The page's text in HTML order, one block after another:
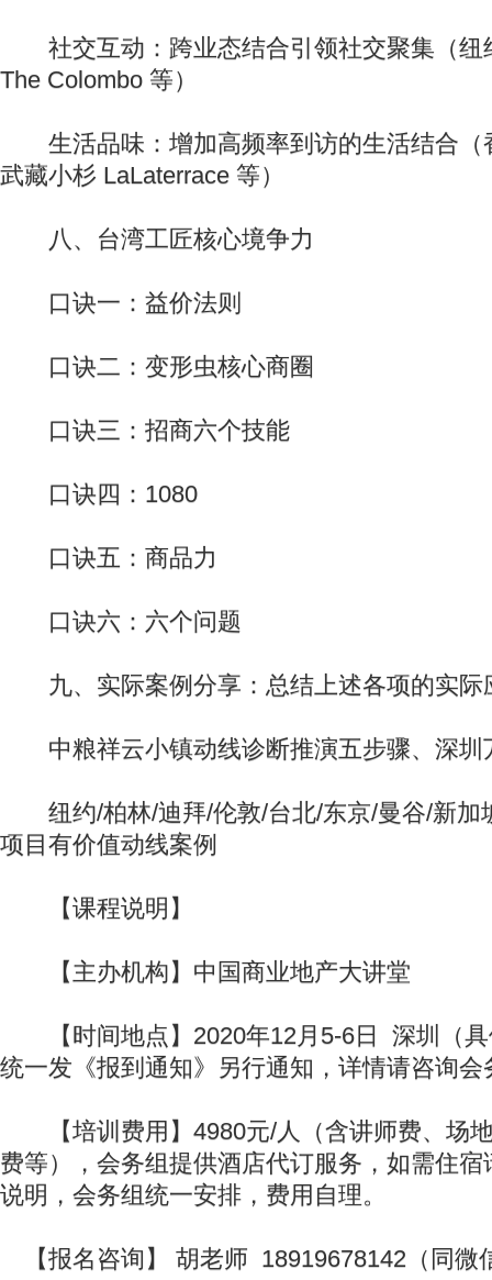
社交互动：跨业态结合引领社交聚集（纽
The Colombo 等）
生活品味：增加高频率到访的生活结合（
武藏小杉 LaLaterrace 等）
八、台湾工匠核心境争力
口诀一：益价法则
口诀二：变形虫核心商圈
口诀三：招商六个技能
口诀四：1080
口诀五：商品力
口诀六：六个问题
九、实际案例分享：总结上述各项的实际
中粮祥云小镇动线诊断推演五步骤、深圳
纽约/柏林/迪拜/伦敦/台北/东京/曼谷/新加
项目有价值动线案例
【课程说明】
【主办机构】中国商业地产大讲堂
【时间地点】2020年12月5-6日 深圳（具
统一发《报到通知》另行通知，详情请咨询会
【培训费用】4980元/人（含讲师费、场
费等），会务组提供酒店代订服务，如需住
说明，会务组统一安排，费用自理。
【报名咨询】 胡老师 18919678142（同